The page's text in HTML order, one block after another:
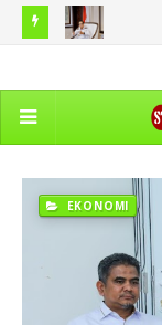
Terindikasi
EKONOMI